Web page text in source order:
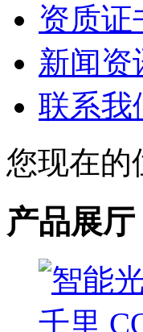
资质证
新闻资
联系我
您现在的
产品展厅